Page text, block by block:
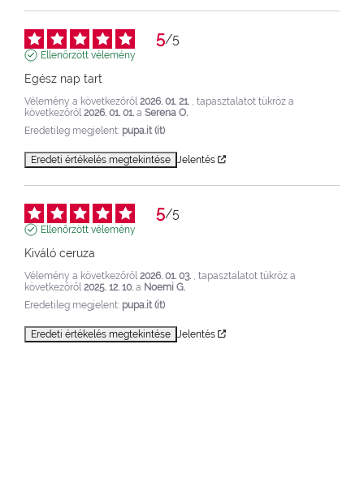
5/5
Ellenőrzött vélemény
Egész nap tart
Vélemény a következőről 2026. 01. 21. , tapasztalatot tükröz a
következőről 2026. 01. 01. a Serena O.
Eredetileg megjelent: pupa.it (it)
Eredeti értékelés megtekintése Jelentés
5/5
Ellenőrzött vélemény
Kiváló ceruza
Vélemény a következőről 2026. 01. 03. , tapasztalatot tükröz a
következőről 2025. 12. 10. a Noemi G.
Eredetileg megjelent: pupa.it (it)
Eredeti értékelés megtekintése Jelentés